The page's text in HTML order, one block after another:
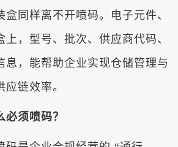
盒同样离不开喷码。电子元件、
，型号、批次、供应商代码、
息，能帮助企业实现仓储管理与
链效率。
须喷码？